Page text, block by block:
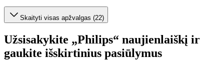
Skaityti visas apžvalgas (22)
Užsisakykite „Philips“ naujienlaiškį ir
gaukite išskirtinius pasiūlymus